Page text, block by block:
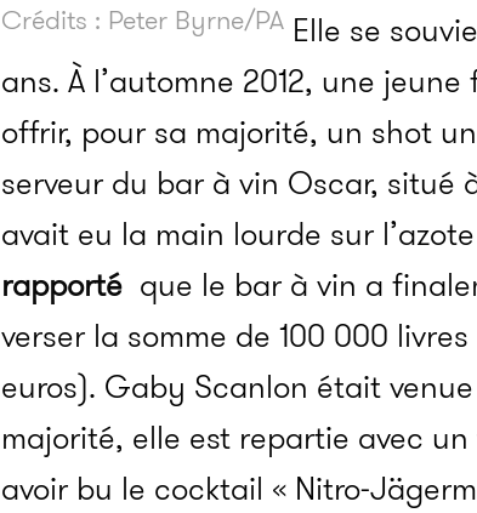
Crédits : Peter Byrne/PA Elle se
ans. À l’automne 2012, une
offrir, pour sa majorité, un shot
serveur du bar à vin Oscar, situé
avait eu la main lourde sur
rapporté que le bar à vin a
verser la somme de 100 000
euros). Gaby Scanlon était
majorité, elle est repartie avec
avoir bu le cocktail « Nitro-